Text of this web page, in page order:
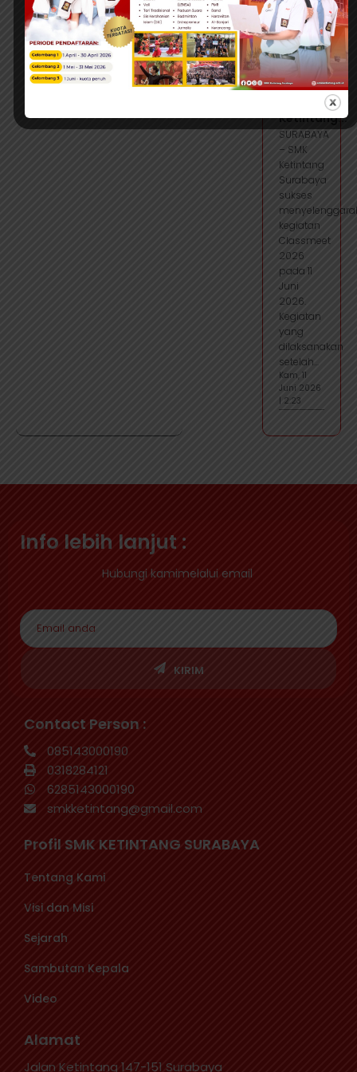
View more
| 2:03
CLASSMEET
2026
Ketintang...
SURABAYA
– SMK
Ketintang
Surabaya
sukses
kegiatan
Classmeet
2026
pada 11
Juni
2026.
Kegiatan
yang
dilaksanakan
setelah...
Kam, 11
Juni 2026
| 2:23
Info lebih lanjut :
Hubungi kamimelalui email
KIRIM
Contact Person :
085143000190
0318284121
6285143000190
smkketintang@gmail.com
Profil SMK KETINTANG SURABAYA
Tentang Kami
Visi dan Misi
Sejarah
Sambutan Kepala
Video
Alamat
Jalan Ketintang 147-151 Surabaya